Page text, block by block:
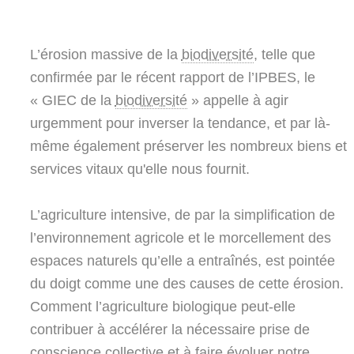
L’érosion massive de la biodiversité, telle que
confirmée par le récent rapport de l’IPBES, le
« GIEC de la biodiversité» appelle à agir
urgemment pour inverser la tendance, et par là-
même également préserver les nombreux biens et
services vitaux qu'elle nous fournit.
L’agriculture intensive, de par la simplification de
l’environnement agricole et le morcellement des
espaces naturels qu’elle a entraînés, est pointée
du doigt comme une des causes de cette érosion.
Comment l’agriculture biologique peut-elle
contribuer à accélérer la nécessaire prise de